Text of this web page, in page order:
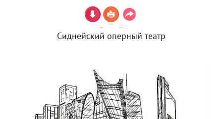
Сиднейский оперный театр